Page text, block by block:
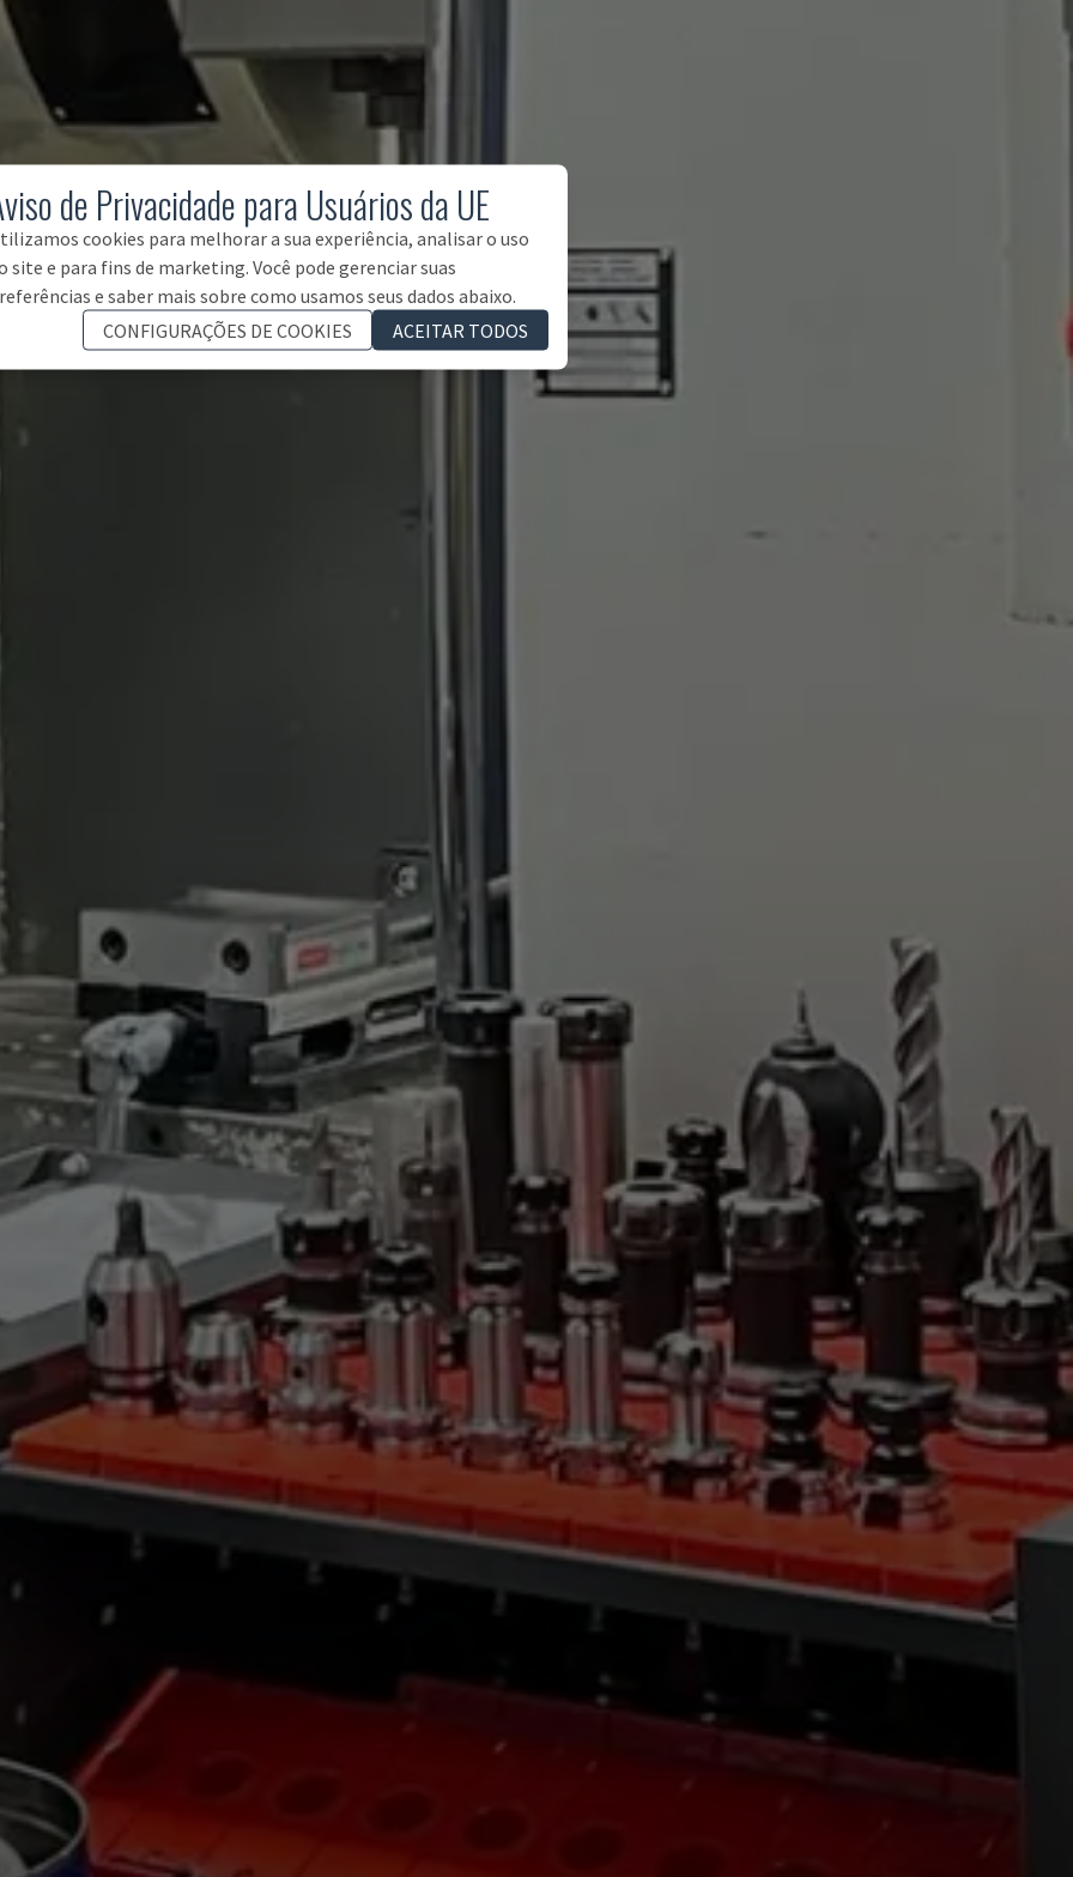
de Privacidade para Usuários da UE
cookies para melhorar a sua experiência, analisar o uso
site e para fins de marketing. Você pode gerenciar suas
e saber mais sobre como usamos seus dados abaixo.
CONFIGURAÇÕES DE COOKIES
ACEITAR TODOS